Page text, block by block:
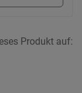
Produkt auf: